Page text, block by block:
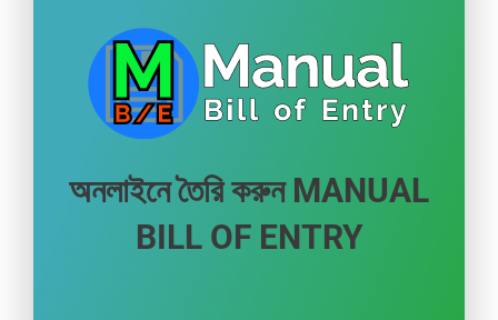
অনলাইনে তৈরি করুন MANUAL
BILL OF ENTRY